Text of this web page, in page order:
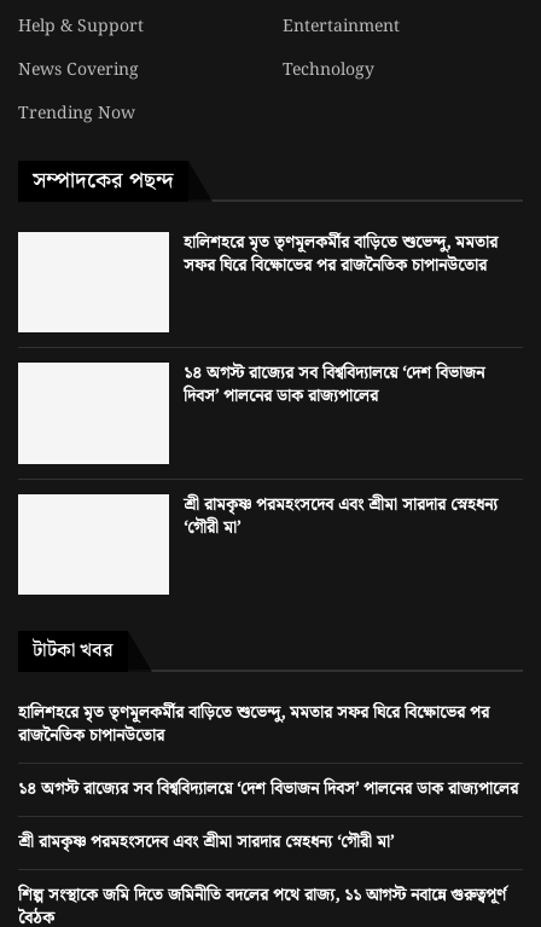
Help & Support
Entertainment
News Covering
Technology
Trending Now
সম্পাদকের পছন্দ
হালিশহরে মৃত তৃণমূলকর্মীর বাড়িতে শুভেন্দু, মমতার
সফর ঘিরে বিক্ষোভের পর রাজনৈতিক চাপানউতোর
১৪ অগস্ট রাজ্যের সব বিশ্ববিদ্যালয়ে ‘দেশ বিভাজন
দিবস’ পালনের ডাক রাজ্যপালের
শ্রী রামকৃষ্ণ পরমহংসদেব এবং শ্রীমা সারদার স্নেহধন্য
‘গৌরী মা’
টাটকা খবর
হালিশহরে মৃত তৃণমূলকর্মীর বাড়িতে শুভেন্দু, মমতার সফর ঘিরে বিক্ষোভের পর
রাজনৈতিক চাপানউতোর
১৪ অগস্ট রাজ্যের সব বিশ্ববিদ্যালয়ে ‘দেশ বিভাজন দিবস’ পালনের ডাক রাজ্যপালের
শ্রী রামকৃষ্ণ পরমহংসদেব এবং শ্রীমা সারদার স্নেহধন্য ‘গৌরী মা’
শিল্প সংস্থাকে জমি দিতে জমিনীতি বদলের পথে রাজ্য, ১১ আগস্ট নবান্নে গুরুত্বপূর্ণ
বৈঠক